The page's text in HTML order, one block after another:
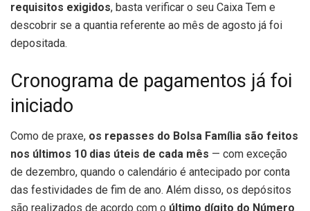
requisitos exigidos, basta verificar o seu Caixa Tem e
descobrir se a quantia referente ao mês de agosto já foi
depositada.
Cronograma de pagamentos já foi
iniciado
Como de praxe, os repasses do Bolsa Família são feitos
nos últimos 10 dias úteis de cada mês — com exceção
de dezembro, quando o calendário é antecipado por conta
das festividades de fim de ano. Além disso, os depósitos
são realizados de acordo com o último dígito do Número